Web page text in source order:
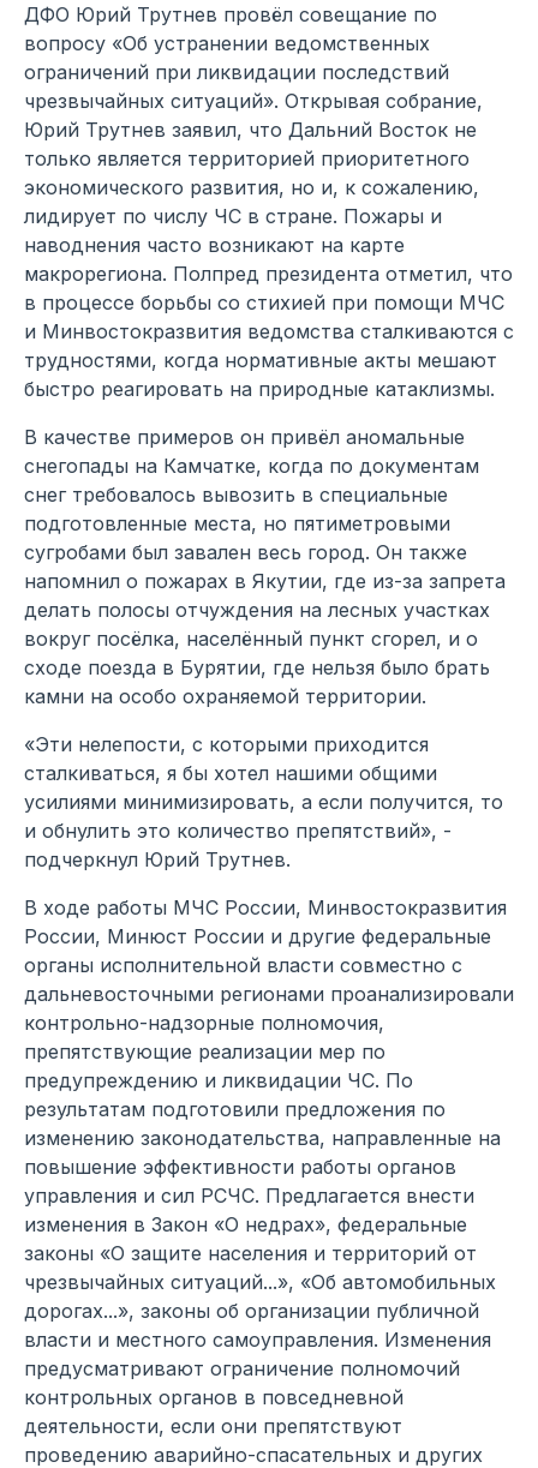
ДФО Юрий Трутнев провёл совещание по
вопросу «Об устранении ведомственных
ограничений при ликвидации последствий
чрезвычайных ситуаций». Открывая собрание,
Юрий Трутнев заявил, что Дальний Восток не
только является территорией приоритетного
экономического развития, но и, к сожалению,
лидирует по числу ЧС в стране. Пожары и
наводнения часто возникают на карте
макрорегиона. Полпред президента отметил, что
в процессе борьбы со стихией при помощи МЧС
и Минвостокразвития ведомства сталкиваются с
трудностями, когда нормативные акты мешают
быстро реагировать на природные катаклизмы.
В качестве примеров он привёл аномальные
снегопады на Камчатке, когда по документам
снег требовалось вывозить в специальные
подготовленные места, но пятиметровыми
сугробами был завален весь город. Он также
напомнил о пожарах в Якутии, где из-за запрета
делать полосы отчуждения на лесных участках
вокруг посёлка, населённый пункт сгорел, и о
сходе поезда в Бурятии, где нельзя было брать
камни на особо охраняемой территории.
«Эти нелепости, с которыми приходится
сталкиваться, я бы хотел нашими общими
усилиями минимизировать, а если получится, то
и обнулить это количество препятствий», -
подчеркнул Юрий Трутнев.
В ходе работы МЧС России, Минвостокразвития
России, Минюст России и другие федеральные
органы исполнительной власти совместно с
дальневосточными регионами проанализировали
контрольно-надзорные полномочия,
препятствующие реализации мер по
предупреждению и ликвидации ЧС. По
результатам подготовили предложения по
изменению законодательства, направленные на
повышение эффективности работы органов
управления и сил РСЧС. Предлагается внести
изменения в Закон «О недрах», федеральные
законы «О защите населения и территорий от
чрезвычайных ситуаций...», «Об автомобильных
дорогах...», законы об организации публичной
власти и местного самоуправления. Изменения
предусматривают ограничение полномочий
контрольных органов в повседневной
деятельности, если они препятствуют
проведению аварийно-спасательных и других